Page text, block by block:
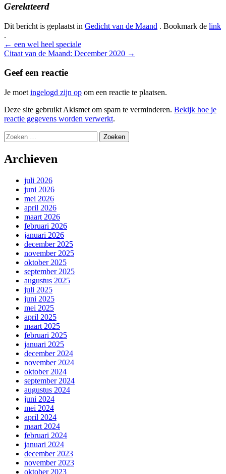
Gerelateerd
Dit bericht is geplaatst in Gedicht van de Maand . Bookmark de link
.
Bericht
navigatie
← een wel heel speciale
Citaat van de Maand: December 2020 →
Geef een reactie
Je moet ingelogd zijn op om een reactie te plaatsen.
Deze site gebruikt Akismet om spam te verminderen. Bekijk hoe je
reactie gegevens worden verwerkt.
Zoeken
naar:
Archieven
juli 2026
juni 2026
mei 2026
april 2026
maart 2026
februari 2026
januari 2026
december 2025
november 2025
oktober 2025
september 2025
augustus 2025
juli 2025
juni 2025
mei 2025
april 2025
maart 2025
februari 2025
januari 2025
december 2024
november 2024
oktober 2024
september 2024
augustus 2024
juni 2024
mei 2024
april 2024
maart 2024
februari 2024
januari 2024
december 2023
november 2023
oktober 2023